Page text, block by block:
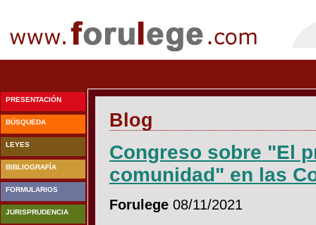
Blog
Congreso sobre "El
comunidad" en las
Forulege 08/11/2021
PRESENTACIÓN
BÚSQUEDA
LEYES
BIBLIOGRAFÍA
FORMULARIOS
JURISPRUDENCIA